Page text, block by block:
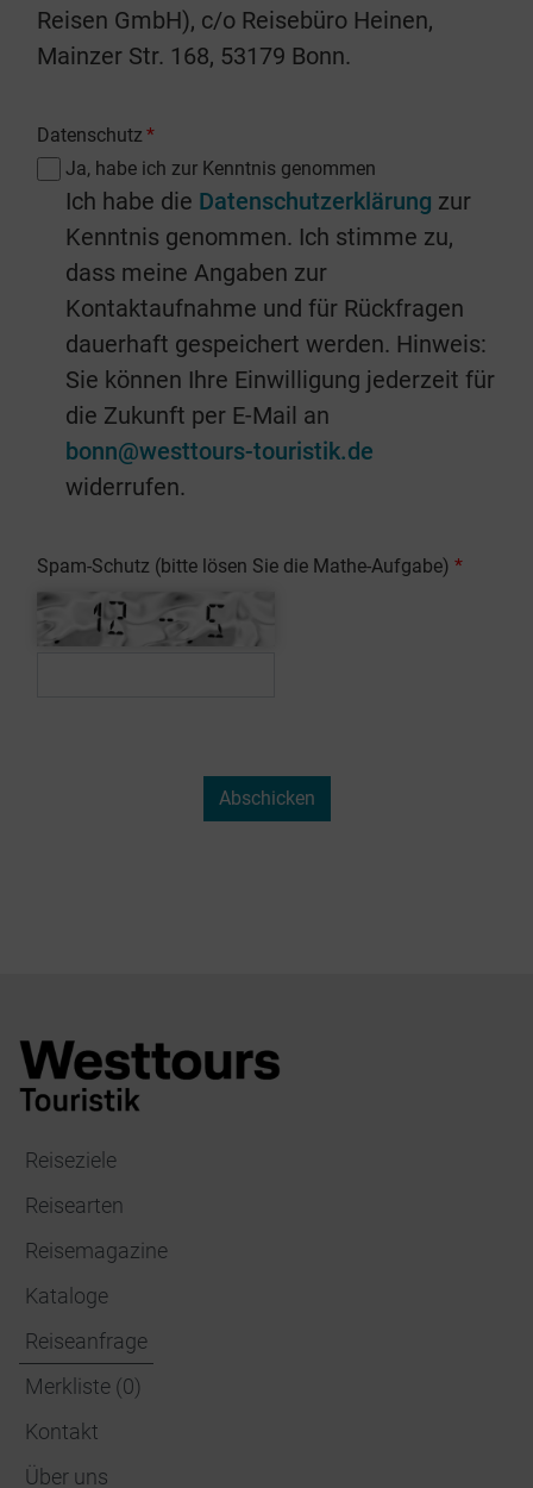
Reisen GmbH), c/o Reisebüro Heinen,
Mainzer Str. 168, 53179 Bonn.
Datenschutz*
Ja, habe ich zur Kenntnis genommen
Ich habe die Datenschutzerklärung zur
Kenntnis genommen. Ich stimme zu,
dass meine Angaben zur
Kontaktaufnahme und für Rückfragen
dauerhaft gespeichert werden. Hinweis:
Sie können Ihre Einwilligung jederzeit für
die Zukunft per E-Mail an
bonn@westtours-touristik.de
widerrufen.
Spam-Schutz (bitte lösen Sie die Mathe-Aufgabe)
Reiseziele
Reisearten
Reisemagazine
Kataloge
Reiseanfrage
Merkliste (0)
Kontakt
Über uns